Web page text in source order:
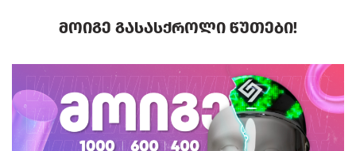
Მოიგე Გასასქროლი Წუთები!